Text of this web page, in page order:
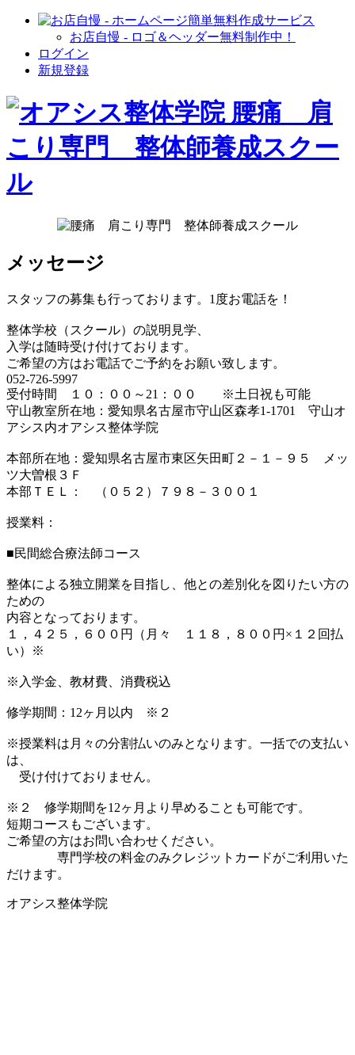
お店自慢 - ロゴ＆ヘッダー無料制作中！
ログイン
新規登録
メッセージ
スタッフの募集も行っております。1度お電話を！
整体学校（スクール）の説明見学、
入学は随時受け付けております。
ご希望の方はお電話でご予約をお願い致します。
052-726-5997
受付時間 １０：００～21：００ ※土日祝も可能
守山教室所在地：愛知県名古屋市守山区森孝1-1701 守山オ
アシス内オアシス整体学院
本部所在地：愛知県名古屋市東区矢田町２－１－９５ メッ
ツ大曽根３Ｆ
本部ＴＥＬ： （０５２）７９８－３００１
授業料：
■民間総合療法師コース
整体による独立開業を目指し、他との差別化を図りたい方の
ための
内容となっております。
１，４２５，６００円（月々 １１８，８００円×１２回払
い）※
※入学金、教材費、消費税込
修学期間：12ヶ月以内 ※２
※授業料は月々の分割払いのみとなります。一括での支払い
は、
受け付けておりません。
※２ 修学期間を12ヶ月より早めることも可能です。
短期コースもございます。
ご希望の方はお問い合わせください。
専門学校の料金のみクレジットカードがご利用いた
だけます。
オアシス整体学院